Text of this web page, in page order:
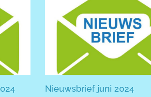
Nieuwsbrief juni 2024